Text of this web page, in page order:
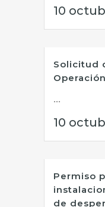
10
Solicitud
...
10
Permiso
de